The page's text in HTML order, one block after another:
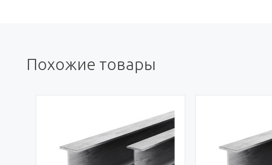
Похожие товары